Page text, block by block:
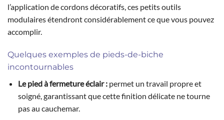
l’application de cordons décoratifs, ces petits outils
modulaires étendront considérablement ce que vous pouvez
accomplir.
Quelques exemples de pieds-de-biche
incontournables
Le pied à fermeture éclair :permet un travail propre et
soigné, garantissant que cette finition délicate ne tourne
pas au cauchemar.